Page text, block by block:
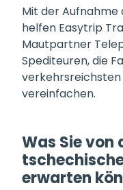
Mit der Aufnahme
helfen Easytrip
Mautpartner
Spediteuren, die
vereinfachen.
Was Sie von
erwarten